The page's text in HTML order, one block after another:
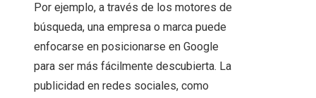
Por ejemplo, a través de los motores de
búsqueda, una empresa o marca puede
enfocarse en posicionarse en Google
para ser más fácilmente descubierta. La
publicidad en redes sociales, como